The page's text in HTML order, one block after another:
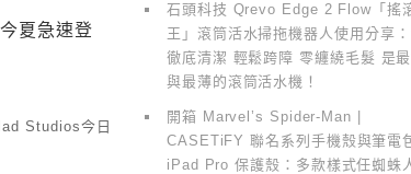
夏急速登
Studios今日
石頭科技 Qrevo Edge 2 Flow「搖
王」滾筒活水掃拖機器人使用分享
徹底清潔 輕鬆跨障 零纏繞毛髮 是
與最薄的滾筒活水機！
開箱 Marvel’s Spider-Man |
CASETiFY 聯名系列手機殼與筆電
iPad Pro 保護殼：多款樣式任蜘蛛